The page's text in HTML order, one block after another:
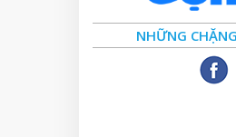
NHỮNG